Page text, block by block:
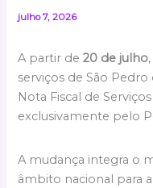
julho 7, 2026
A partir de20 de julho
serviços de São Pedro
Nota Fiscal de
exclusivamente pelo
A mudança integra o
âmbito nacional para a